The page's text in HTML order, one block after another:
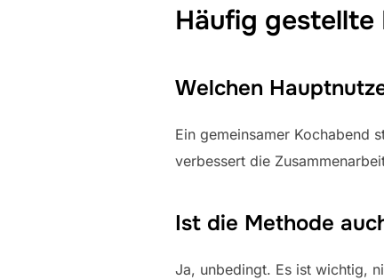
Häufig gestellte
Welchen
Ein gemeinsamer Kochabend
verbessert die
Ist die Methode
Ja, unbedingt. Es ist wichtig,